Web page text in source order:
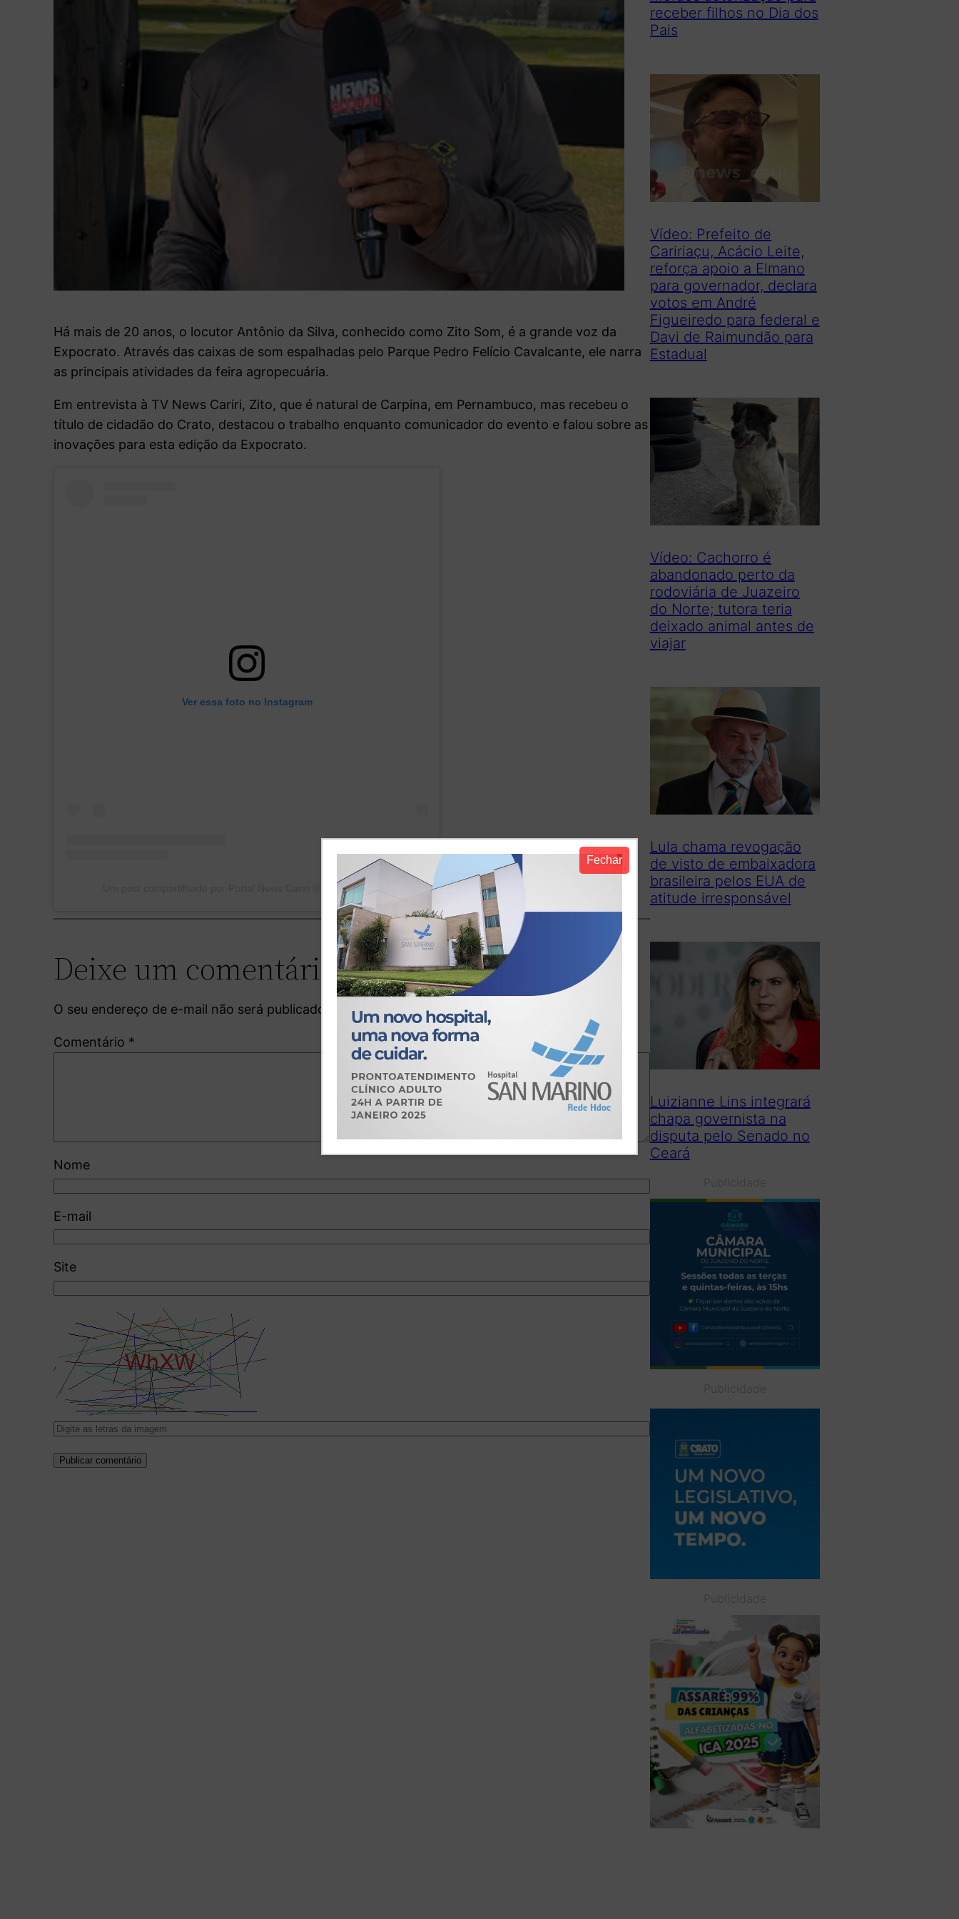
Fechar
Há mais de 20 anos, o locutor Antônio da Silva, conhecido como Zito Som, é a grande voz da
Expocrato. Através das caixas de som espalhadas pelo Parque Pedro Felício Cavalcante, ele narra
as principais atividades da feira agropecuária.
Em entrevista à TV News Cariri, Zito, que é natural de Carpina, em Pernambuco, mas recebeu o
título de cidadão do Crato, destacou o trabalho enquanto comunicador do evento e falou sobre as
inovações para esta edição da Expocrato.
Ver essa foto no Instagram
Um post compartilhado por Portal News Cariri ®️ (@news_cariri)
Deixe um comentário
O seu endereço de e-mail não será publicado. Campos obrigatórios são marcados com
Comentário *
Nome
E-mail
Site
receber filhos no Dia dos
Pais
Vídeo: Prefeito de
Caririaçu, Acácio Leite,
reforça apoio a Elmano
para governador, declara
votos em André
Figueiredo para federal e
Davi de Raimundão para
Estadual
Vídeo: Cachorro é
abandonado perto da
rodoviária de Juazeiro
do Norte; tutora teria
deixado animal antes de
viajar
Lula chama revogação
de visto de embaixadora
brasileira pelos EUA de
atitude irresponsável
Luizianne Lins integrará
chapa governista na
disputa pelo Senado no
Ceará
Publicidade
Publicidade
Publicidade